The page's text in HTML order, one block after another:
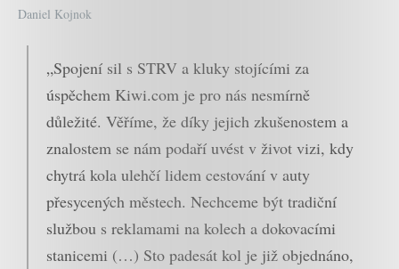
Daniel Kojnok
„Spojení sil s STRV a kluky stojícími za
úspěchem Kiwi.com je pro nás nesmírně
důležité. Věříme, že díky jejich zkušenostem a
znalostem se nám podaří uvést v život vizi, kdy
chytrá kola ulehčí lidem cestování v auty
přesycených městech. Nechceme být tradiční
službou s reklamami na kolech a dokovacími
stanicemi (…) Sto padesát kol je již objednáno,